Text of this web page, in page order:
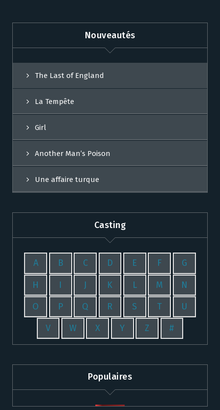
Nouveautés
The Last of England
La Tempête
Girl
Another Man’s Poison
Une affaire turque
Casting
A B C D E F G
H I J K L M N
O P Q R S T U
V W X Y Z #
Populaires